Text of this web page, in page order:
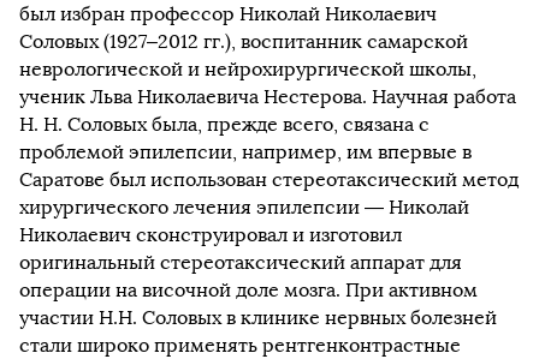
был избран профессор Николай Николаевич
Соловых (1927–2012 гг.), воспитанник самарской
неврологической и нейрохирургической школы,
ученик Льва Николаевича Нестерова. Научная работа
Н. Н. Соловых была, прежде всего, связана с
проблемой эпилепсии, например, им впервые в
Саратове был использован стереотаксический метод
хирургического лечения эпилепсии — Николай
Николаевич сконструировал и изготовил
оригинальный стереотаксический аппарат для
операции на височной доле мозга. При активном
участии Н.Н. Соловых в клинике нервных болезней
стали широко применять рентгенконтрастные